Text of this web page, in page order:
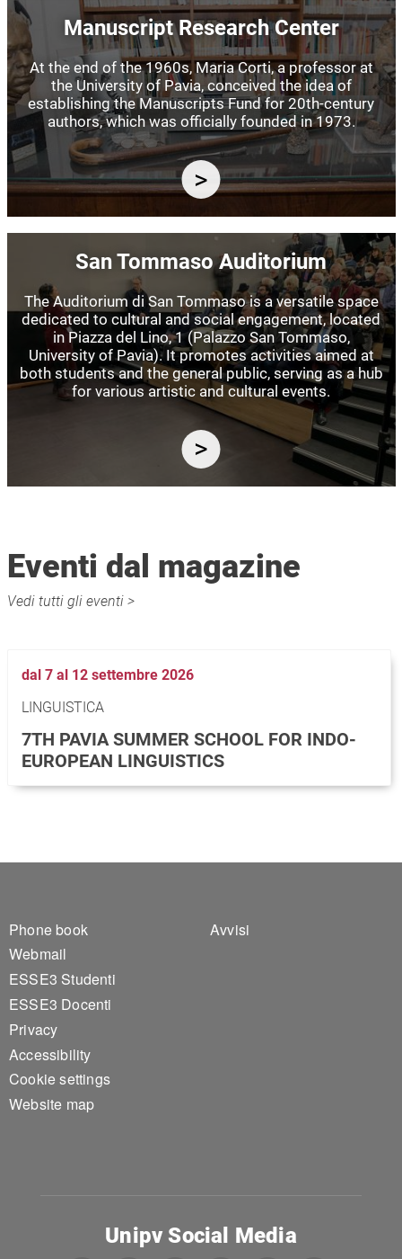
Image
Manuscript Research Center
At the end of the 1960s, Maria Corti, a professor at
the University of Pavia, conceived the idea of
establishing the Manuscripts Fund for 20th-century
authors, which was officially founded in 1973.
San Tommaso Auditorium
The Auditorium di San Tommaso is a versatile space
dedicated to cultural and social engagement, located
in Piazza del Lino, 1 (Palazzo San Tommaso,
University of Pavia). It promotes activities aimed at
both students and the general public, serving as a hub
for various artistic and cultural events.
Vedi tutti gli eventi >
Eventi dal magazine
dal 7 al 12 settembre 2026
LINGUISTICA
7TH PAVIA SUMMER SCHOOL FOR INDO-
EUROPEAN LINGUISTICS
Footer 1
Phone book
Webmail
ESSE3 Studenti
ESSE3 Docenti
Privacy
Accessibility
Cookie settings
Website map
Footer 2
Avvisi
Unipv Social Media